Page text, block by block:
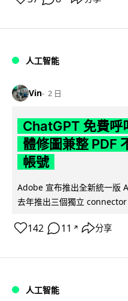
人工智能
Vin 2 日
ChatGPT 免費呼
體修圖兼整 PDF
帳號
Adobe 宣布推出全新統一版
去年推出三個獨立
142 11 ↗ 分享
人工智能